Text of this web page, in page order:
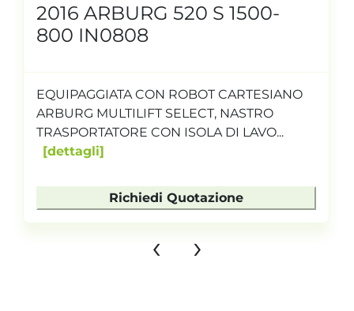
2016 ARBURG 520 S 1500-
800 IN0808
EQUIPAGGIATA CON ROBOT CARTESIANO
ARBURG MULTILIFT SELECT, NASTRO
TRASPORTATORE CON ISOLA DI LAVO...
dettagli
Richiedi Quotazione
‹ ›